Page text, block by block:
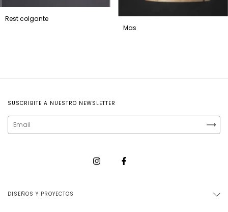
Rest colgante
Mas
SUSCRIBITE A NUESTRO NEWSLETTER
DISEÑOS Y PROYECTOS